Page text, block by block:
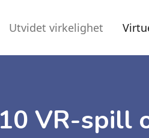
Utvidet virkelighet
10 VR-spill